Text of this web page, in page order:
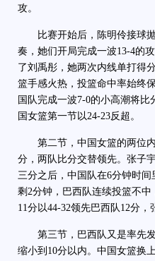
攻。
比赛开始后，陈明伶接球抛
奏，她们开局完成一波13-4的
了刘禹彤，她两次内线单打得
篮手感火热，投篮命中率始终
国队完成一波7-0的小高潮将比
国女篮第一节以24-23反超。
第二节，中国女篮的两位内
分，两队比分交替领先。张子
三分之后，中国队在6分钟时
剩2分钟，巴西队连续投篮不
11分以44-32领先巴西队12分，
第三节，巴西队又是率先发
缩小到10分以内。中国女篮换